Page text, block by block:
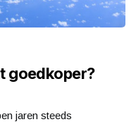
goedkoper?
jaren steeds